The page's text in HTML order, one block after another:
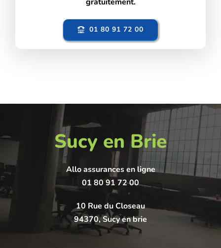
01 80 91 72 00
Sucy en Brie
Allo assurances en ligne
01 80 91 72 00
10 Rue du Closeau
94370, Sucy en brie